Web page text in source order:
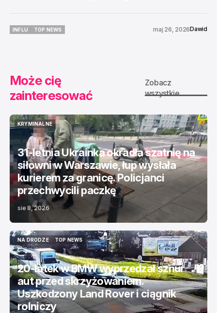
INFLU
TOP NEWS
maj 26, 2026Dawid
Może cię
zainteresować
Zobacz
wszystkie
KRYMINALNE
KRYMINALNE
31-letnia Ukrainka okradła szatnię na
siłowni w Warszawie, łup wysłała
kurierem za granicę. Policjanci
przechwycili paczkę
sie 8, 2026
NA DRODZE
NA DRODZE
TOP NEWS
TOP NEWS
20-latek w BMW wyprzedzał sznur
aut przed skrzyżowaniem.
Uszkodzony Land Rover i ciągnik
rolniczy